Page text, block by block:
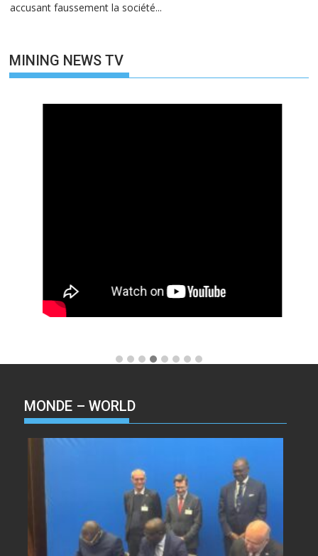
accusant faussement la société...
MINING NEWS TV
MONDE – WORLD